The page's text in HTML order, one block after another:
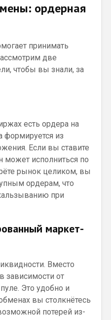
ордерная
принимать
две
чтобы вы знали, за
есть ордера на
формируется из
Если вы ставите
может исполниться по
рынок целиком, вы
ордерам, что
при
маркет-
Вместо
зависимости от
Это удобно и
вы столкнётесь
потерей из-